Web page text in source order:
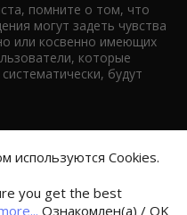
помните о том, что
могут задеть чувства
или косвенно имеющих
которые
будут
используются Cookies.
you get the best
Ознакомлен(а) / OK